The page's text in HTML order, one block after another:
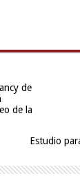
de
de la
Estudio